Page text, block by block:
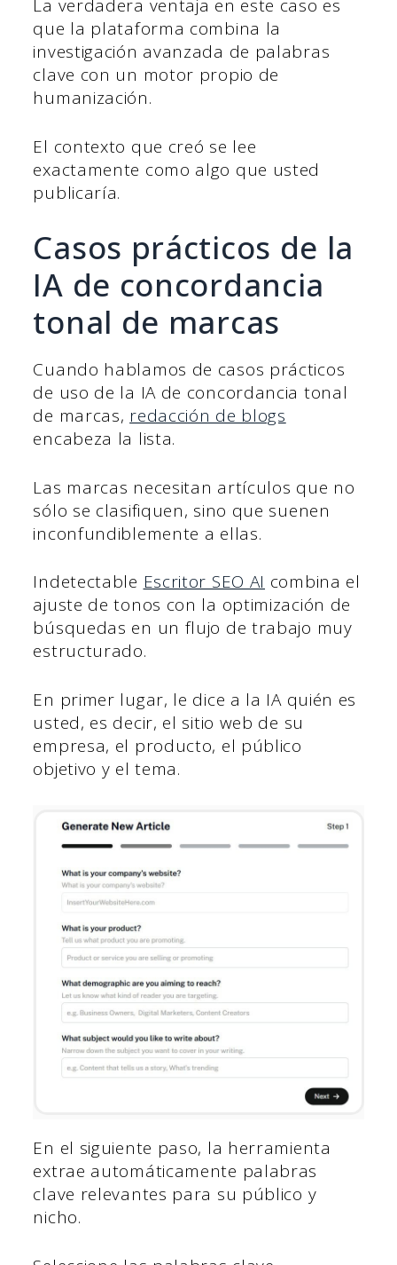
La verdadera ventaja en este caso es
que la plataforma combina la
investigación avanzada de palabras
clave con un motor propio de
humanización.
El contexto que creó se lee
exactamente como algo que usted
publicaría.
Casos prácticos de la
IA de concordancia
tonal de marcas
Cuando hablamos de casos prácticos
de uso de la IA de concordancia tonal
de marcas, redacción de blogs
encabeza la lista.
Las marcas necesitan artículos que no
sólo se clasifiquen, sino que suenen
inconfundiblemente a ellas.
Indetectable Escritor SEO AI combina el
ajuste de tonos con la optimización de
búsquedas en un flujo de trabajo muy
estructurado.
En primer lugar, le dice a la IA quién es
usted, es decir, el sitio web de su
empresa, el producto, el público
objetivo y el tema.
En el siguiente paso, la herramienta
extrae automáticamente palabras
clave relevantes para su público y
nicho.